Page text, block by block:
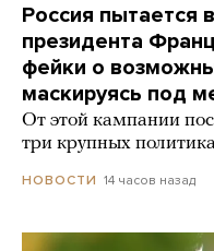
Россия пытается
президента
фейки о
маскируясь под
От этой кампании
три крупных политика
НОВОСТИ 14 часов назад